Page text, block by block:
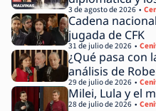
3 de agosto de 2026
Cadena
jugada de CFK
31 de julio de 2026
¿Qué pasa con
análisis de
29 de julio de 2026
Milei, Lula y el
28 de julio de 2026